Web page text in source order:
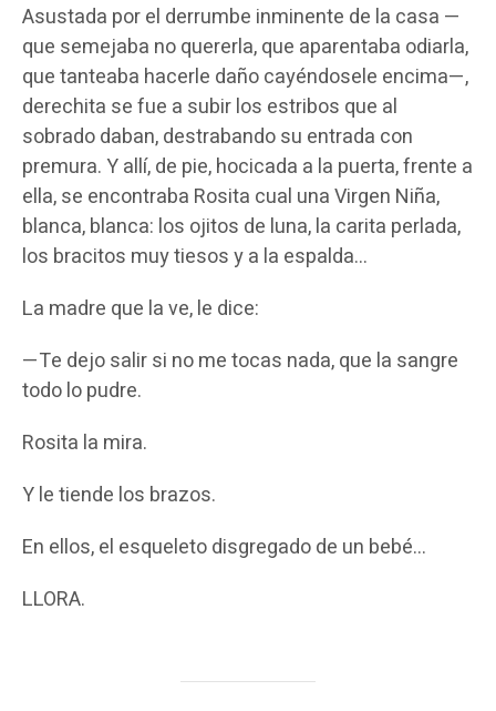
Asustada por el derrumbe inminente de la casa —
que semejaba no quererla, que aparentaba odiarla,
que tanteaba hacerle daño cayéndosele encima—,
derechita se fue a subir los estribos que al
sobrado daban, destrabando su entrada con
premura. Y allí, de pie, hocicada a la puerta, frente a
ella, se encontraba Rosita cual una Virgen Niña,
blanca, blanca: los ojitos de luna, la carita perlada,
los bracitos muy tiesos y a la espalda…
La madre que la ve, le dice:
—Te dejo salir si no me tocas nada, que la sangre
todo lo pudre.
Rosita la mira.
Y le tiende los brazos.
En ellos, el esqueleto disgregado de un bebé…
LLORA.